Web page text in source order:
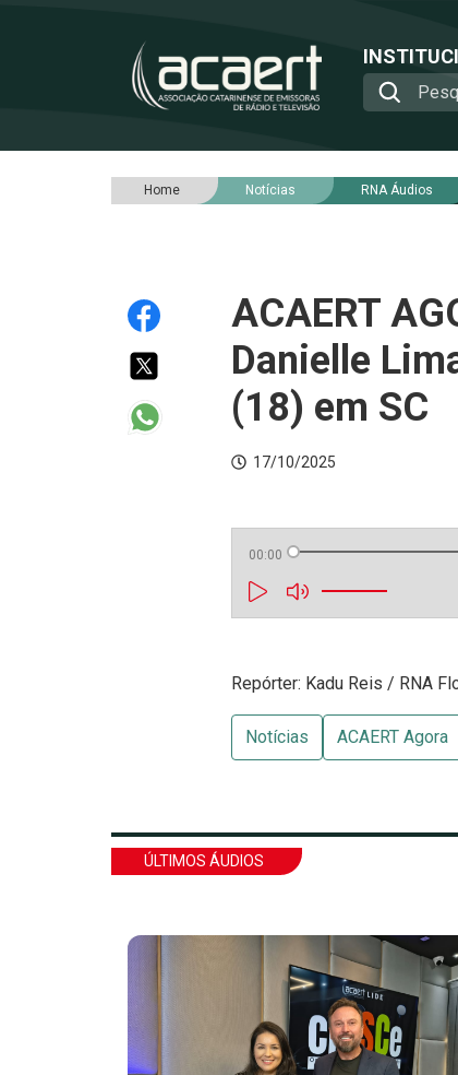
Home Notícias RNA Áudios
ACAERT
Danielle
(18) em SC
17/10/2025
00:00
Repórter: Kadu Reis / RNA
Notícias ACAERT Agora
ÚLTIMOS ÁUDIOS